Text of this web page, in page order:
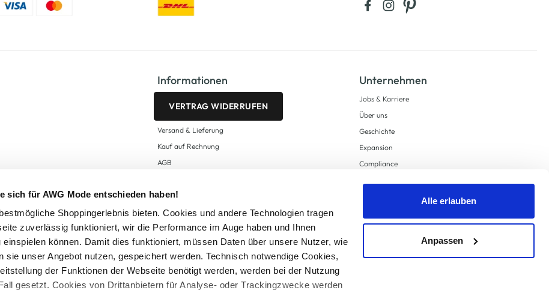
sich für AWG Mode entschieden haben!
Shoppingerlebnis bieten. Cookies und andere Technologien tragen
zuverlässig funktioniert, wir die Performance im Auge haben und Ihnen
einspielen können. Damit dies funktioniert, müssen Daten über unsere Nutzer, wie
sie unser Angebot nutzen, gespeichert werden. Technisch notwendige Cookies,
der Funktionen der Webseite benötigt werden, werden bei der Nutzung
gesetzt. Cookies von Drittanbietern für Analyse- oder Trackingzwecke werden
Alle erlauben
Anpassen
Informationen
VERTRAG WIDERRUFEN
Versand & Lieferung
Kauf auf Rechnung
AGB
Zahlungsarten
Datenschutz
AWG CARD Teilnahmebedingungen
Unternehmen
Jobs & Karriere
Über uns
Geschichte
Expansion
Compliance
Supply Chain Due Diligence